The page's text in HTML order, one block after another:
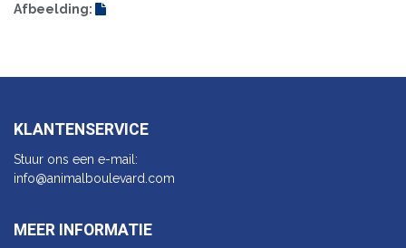
Afbeelding:
KLANTENSERVICE
Stuur ons een e-mail:
info@animalbo​ulevard.com
MEER INFORMATIE